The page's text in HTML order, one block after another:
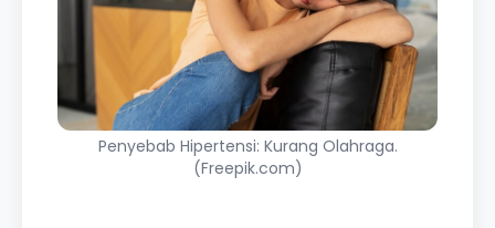
Penyebab Hipertensi: Kurang Olahraga.
(Freepik.com)